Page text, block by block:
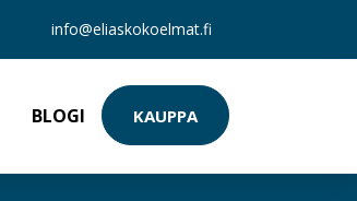
info@eliaskokoelmat.fi
BLOGI KAUPPA